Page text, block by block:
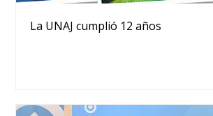
La UNAJ cumplió 12 años